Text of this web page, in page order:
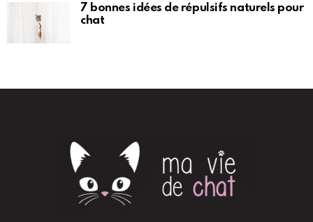
7 bonnes idées de répulsifs naturels pour
chat